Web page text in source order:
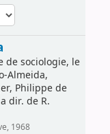
de sociologie, le
Almeida,
Philippe de
dir. de R.
1968